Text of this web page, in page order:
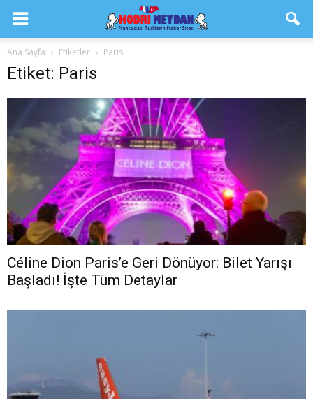
Ana Sayfa Etiketler Paris
Etiket: Paris
Céline Dion Paris’e Geri Dönüyor: Bilet Yarışı
Başladı! İşte Tüm Detaylar